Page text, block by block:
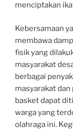
menciptakan
Kebersamaan
membawa
fisik yang
masyarakat
berbagai
masyarakat
basket dapat
warga yang
olahraga ini.